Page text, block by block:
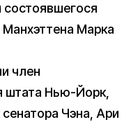
Марка
член
штата Нью-Йорк,
Чэна, Ари